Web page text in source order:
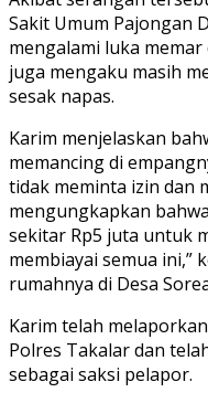
Sakit Umum Pajongan
mengalami luka
juga mengaku masih
sesak napas.
Karim menjelaskan
memancing di
tidak meminta izin dan
mengungkapkan
sekitar Rp5 juta untuk
membiayai semua ini,”
rumahnya di Desa
Karim telah
Polres Takalar dan
sebagai saksi pelapor.